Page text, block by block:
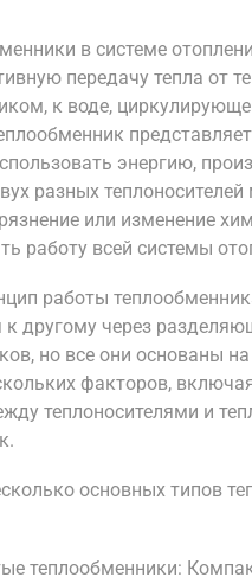
в системе
передачу тепла от
к воде,
энергию,
разных
или изменение
работу всей системы
работы
к другому через
но все они основаны
факторов,
теплоносителями и
основных типов
теплообменники: